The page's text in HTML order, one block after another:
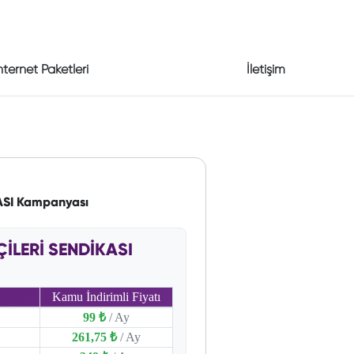
Paketleri İletişim
Kampanyası
SENDİKASI
Kamu İndirimli Fiyatı
99 ₺ / Ay
261,75 ₺ / Ay